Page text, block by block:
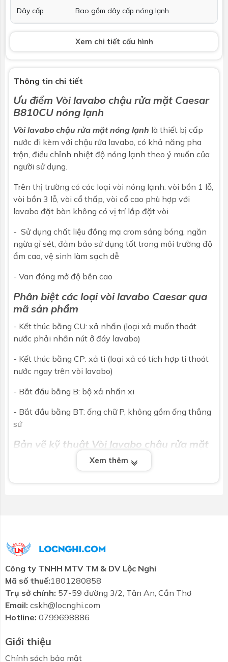
Dây cấp Bao gồm dây cấp nóng lạnh
Bộ xả Kèm bộ xả nhấn
theo
Bảo hành Nhấp để xem chính sách bảo hành
Xem chi tiết cấu hình
Thông tin chi tiết
Ưu điểm Vòi lavabo chậu rửa mặt Caesar
B810CU nóng lạnh
Vòi lavabo chậu rửa mặt nóng lạnh là thiết bị cấp
nước đi kèm với chậu rửa lavabo , có khả năng pha
trộn, điều chỉnh nhiệt độ nóng lạnh theo ý muốn của
người sử dụng.
Trên thị trường có các loại vòi nóng lạnh: vòi bồn 1 lỗ,
vòi bồn 3 lỗ, vòi cổ thấp, vòi cổ cao phù hợp với
lavabo đặt bàn không có vị trí lắp đặt vòi
- Sử dụng chất liệu đồng mạ crom sáng bóng, ngăn
ngừa gỉ sét, đảm bảo sử dụng tốt trong môi trường độ
ẩm cao, vệ sinh làm sạch dễ
- Van đóng mở độ bền cao
Phân biệt các loại vòi lavabo Caesar qua
mã sản phẩm
- Kết thúc bằng CU: xả nhấn (loại xả muốn thoát
nước phải nhấn nút ở đáy lavabo)
- Kết thúc bằng CP: xả ti (loại xả có tích hợp ti thoát
nước ngay trên vòi lavabo)
- Bắt đầu bằng B: bộ xả nhấn xi
- Bắt đầu bằng BT: ống chữ P, không gồm ống thẳng
sứ
Bản vẽ kỹ thuật Vòi lavabo chậu rửa mặt
Caesar B810CU nóng lạnh:
Xem thêm
Công ty TNHH MTV TM & DV Lộc Nghi
Mã số thuế:1801280858
Trụ sở chính: 57-59 đường 3/2, Tân An, Cần Thơ
Email: cskh@locnghi.com
Hotline: 0799698886
Giới thiệu
Chính sách bảo mật